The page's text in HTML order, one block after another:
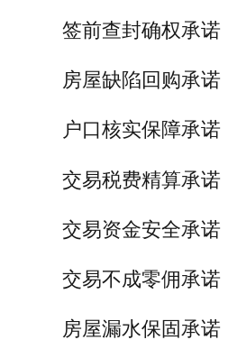
签前查封确权承诺
房屋缺陷回购承诺
户口核实保障承诺
交易税费精算承诺
交易资金安全承诺
交易不成零佣承诺
房屋漏水保固承诺